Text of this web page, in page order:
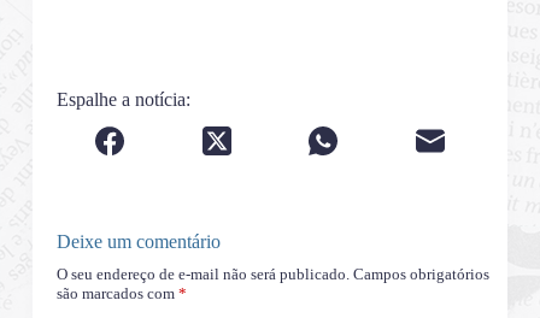
Espalhe a notícia:
Deixe um comentário
O seu endereço de e-mail não será publicado. Campos obrigatórios
são marcados com *